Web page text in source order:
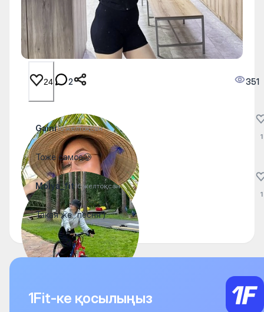
24 2 351
Gaini16 желтоқсан
Тоже самое🥲
1
Molya_fit16 желтоқсан
Такая же “песня”)
1
1Fit-ке қосылыңыз